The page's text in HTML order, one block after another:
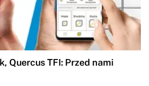
Quercus TFI: Przed nami